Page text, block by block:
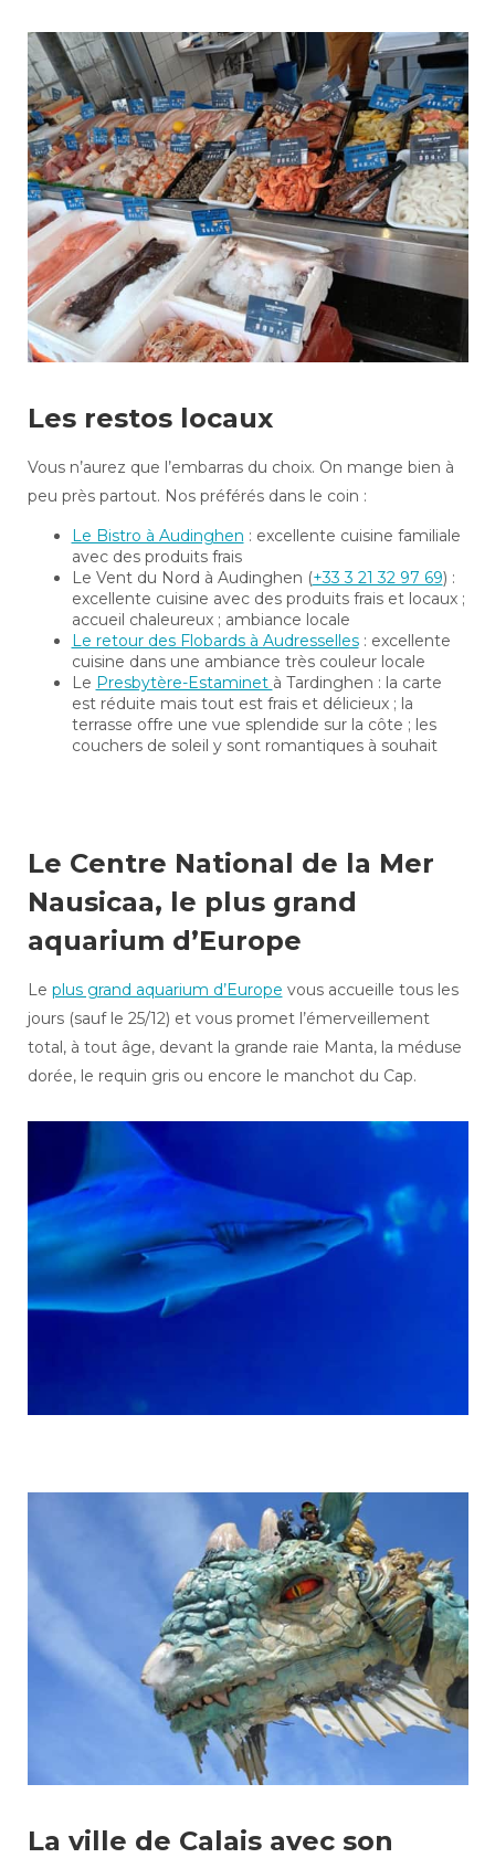
Les restos locaux
Vous n’aurez que l’embarras du choix. On mange bien à
peu près partout. Nos préférés dans le coin :
Le Bistro à Audinghen : excellente cuisine familiale
avec des produits frais
Le Vent du Nord à Audinghen (+33 3 21 32 97 69) :
excellente cuisine avec des produits frais et locaux ;
accueil chaleureux ; ambiance locale
Le retour des Flobards à Audresselles: excellente
cuisine dans une ambiance très couleur locale
Le Presbytère-Estaminet à Tardinghen : la carte
est réduite mais tout est frais et délicieux ; la
terrasse offre une vue splendide sur la côte ; les
couchers de soleil y sont romantiques à souhait
Le Centre National de la Mer
Nausicaa, le plus grand
aquarium d’Europe
Le plus grand aquarium d’Europe vous accueille tous les
jours (sauf le 25/12) et vous promet l’émerveillement
total, à tout âge, devant la grande raie Manta, la méduse
dorée, le requin gris ou encore le manchot du Cap.
La ville de Calais avec son